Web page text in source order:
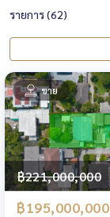
รายการ (62)
ขาย
฿221,000,000
฿195,000,000